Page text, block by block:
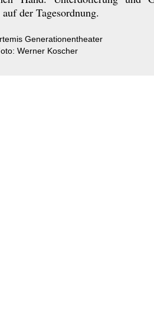
der Tagesordnung.
Generationentheater
Werner Koscher